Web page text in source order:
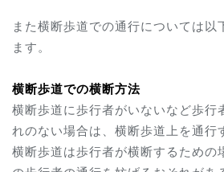
また横断歩道での通行については以
ます。
横断歩道での横断方法
横断歩道に歩行者がいないなど歩行
れのない場合は、横断歩道上を通行
横断歩道は歩行者が横断するための